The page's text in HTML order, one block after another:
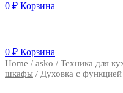
0 ₽ Корзина
0 ₽ Корзина
Home / asko / Техника для
шкафы / Духовка с